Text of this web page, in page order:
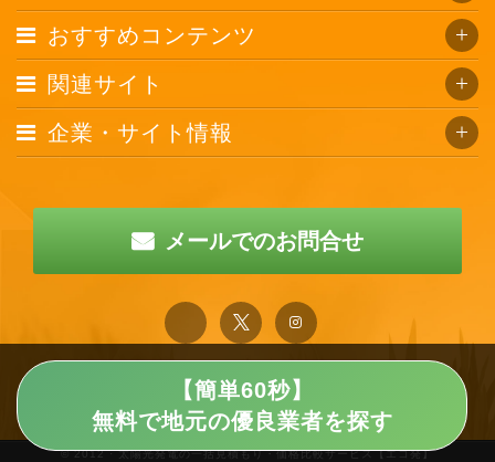
【簡単60秒】
無料で地元の優良業者を探す
おすすめコンテンツ
関連サイト
企業・サイト情報
メールでのお問合せ
© 2012 · 太陽光発電の一括見積もり・価格比較サービス【エコ発】